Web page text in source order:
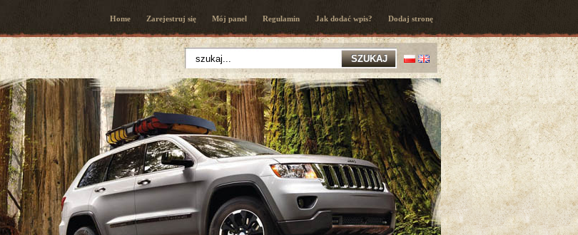
Home Zarejestruj się Mój panel Regulamin Jak dodać wpis? Dodaj stronę